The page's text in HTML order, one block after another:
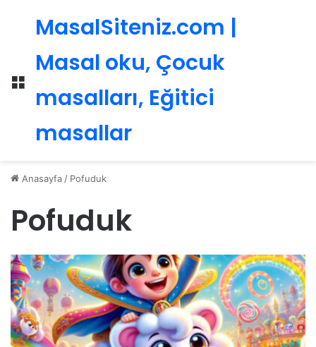
Menü
MasalSiteniz.com |
Masal oku, Çocuk
masalları, Eğitici
masallar
Anasayfa / Pofuduk
Pofuduk